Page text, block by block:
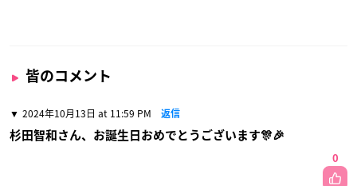
皆のコメント
2024年10月13日 at 11:59 PM 返信
杉田智和さん、お誕生日おめでとうございます🎊🎉
0